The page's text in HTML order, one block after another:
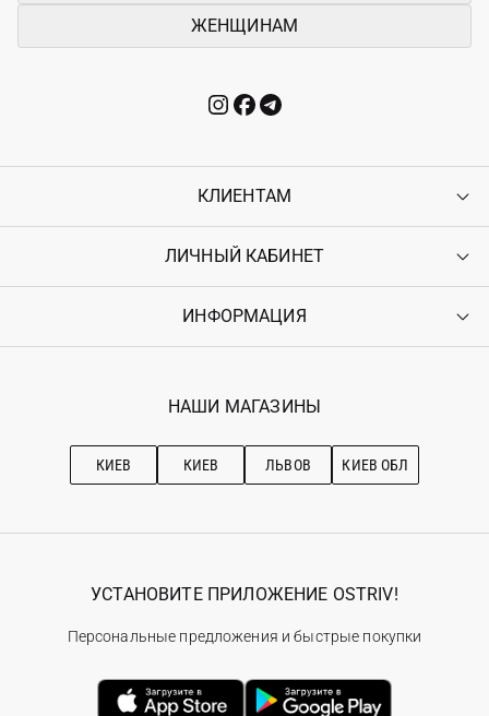
ЖЕНЩИНАМ
КЛИЕНТАМ
Контакты
Возврат
Гарантия
ЛИЧНЫЙ КАБИНЕТ
Войти
Ostriv Club+
ИНФОРМАЦИЯ
Наши магазини
Рекомендации по уходу
НАШИ МАГАЗИНЫ
КИЕВ КИЕВ ЛЬВОВ КИЕВ ОБЛ
УСТАНОВИТЕ ПРИЛОЖЕНИЕ OSTRIV!
Персональные предложения и быстрые покупки